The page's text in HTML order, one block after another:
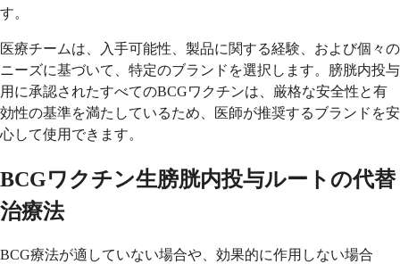
す。
医療チームは、入手可能性、製品に関する経験、および個々の
ニーズに基づいて、特定のブランドを選択します。膀胱内投与
用に承認されたすべてのBCGワクチンは、厳格な安全性と有
効性の基準を満たしているため、医師が推奨するブランドを安
心して使用できます。
BCGワクチン生膀胱内投与ルートの代替
治療法
BCG療法が適していない場合や、効果的に作用しない場合